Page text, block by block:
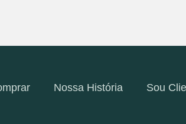
Nossa História Sou